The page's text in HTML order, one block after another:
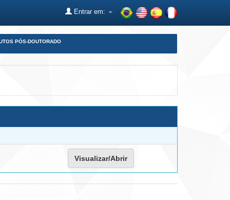
Entrar em:
PÓS-DOUTORADO
Visualizar/Abrir